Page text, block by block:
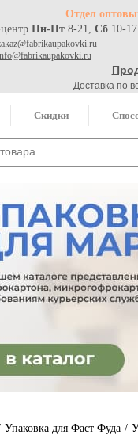
Отдел
Пн-Пт8-21, Сб10-17
Доставка по
Скидки
Упаковка для Фаст Фуда /